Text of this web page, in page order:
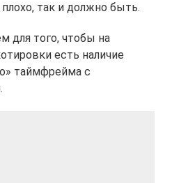
так и должно быть.
для того, чтобы на
есть наличие
таймфрейма с